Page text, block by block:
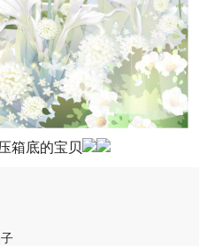
箱底的宝贝